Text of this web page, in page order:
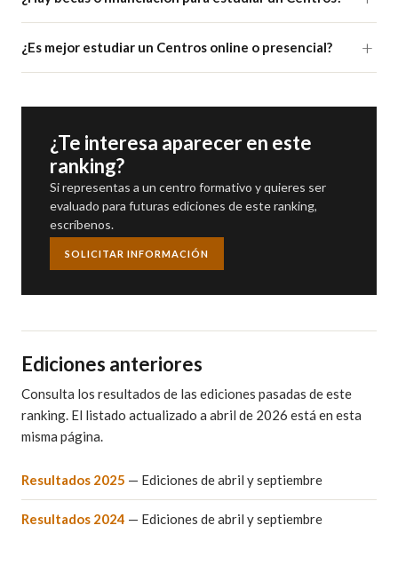
¿Es mejor estudiar un Centros online o presencial?
¿Te interesa aparecer en este
ranking?
Si representas a un centro formativo y quieres ser
evaluado para futuras ediciones de este ranking,
escríbenos.
SOLICITAR INFORMACIÓN
Ediciones anteriores
Consulta los resultados de las ediciones pasadas de este
ranking. El listado actualizado a abril de 2026 está en esta
misma página.
Resultados 2025 — Ediciones de abril y septiembre
Resultados 2024 — Ediciones de abril y septiembre